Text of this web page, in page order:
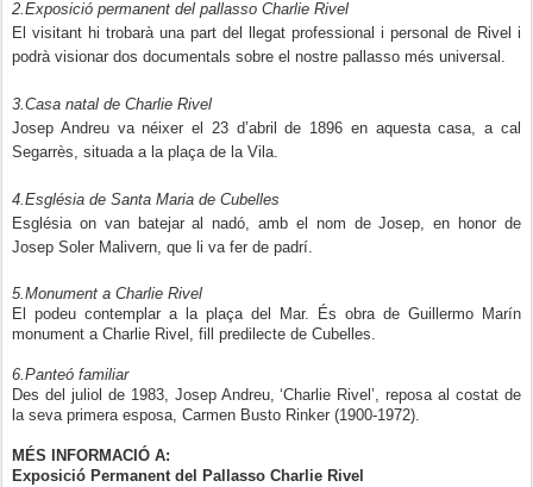
2.Exposició permanent del pallasso Charlie Rivel
El visitant hi trobarà una part del llegat professional i personal de Rivel i
podrà visionar dos documentals sobre el nostre pallasso més universal.
3.Casa natal de Charlie Rivel
Josep Andreu va néixer el 23 d’abril de 1896 en aquesta casa, a cal
Segarrès, situada a la plaça de la Vila.
4.Església de Santa Maria de Cubelles
Església on van batejar al nadó, amb el nom de Josep, en honor de
Josep Soler Malivern, que li va fer de padrí.
5.Monument a Charlie Rivel
El podeu contemplar a la plaça del Mar. És obra de Guillermo Marín
monument a Charlie Rivel, fill predilecte de Cubelles.
6.Panteó familiar
Des del juliol de 1983, Josep Andreu, ‘Charlie Rivel’, reposa al costat de
la seva primera esposa, Carmen Busto Rinker (1900-1972).
MÉS INFORMACIÓ A:
Exposició Permanent del Pallasso Charlie Rivel